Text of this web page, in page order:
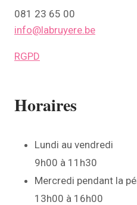
081 23 65 00
info@labruyere.be
RGPD
Horaires
Lundi au vendredi
9h00 à 11h30
Mercredi pendant la
13h00 à 16h00